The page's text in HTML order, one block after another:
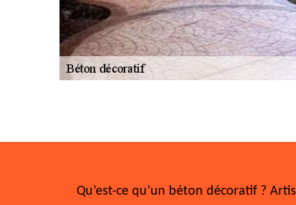
Qu’est-ce qu’un béton décoratif ?